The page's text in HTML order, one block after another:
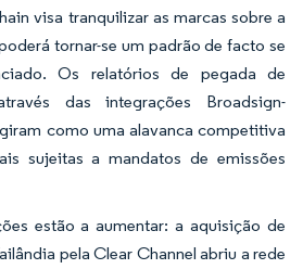
visa tranquilizar as marcas sobre a
tornar-se um padrão de facto se
Os relatórios de pegada de
das integrações Broadsign-
como uma alavanca competitiva
sujeitas a mandatos de emissões
estão a aumentar: a aquisição de
pela Clear Channel abriu a rede